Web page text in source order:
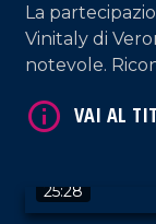
La
Vinitaly di
notevole.
dimostrazione
all'Agricoltura,
25:28
VAI AL TITOLO